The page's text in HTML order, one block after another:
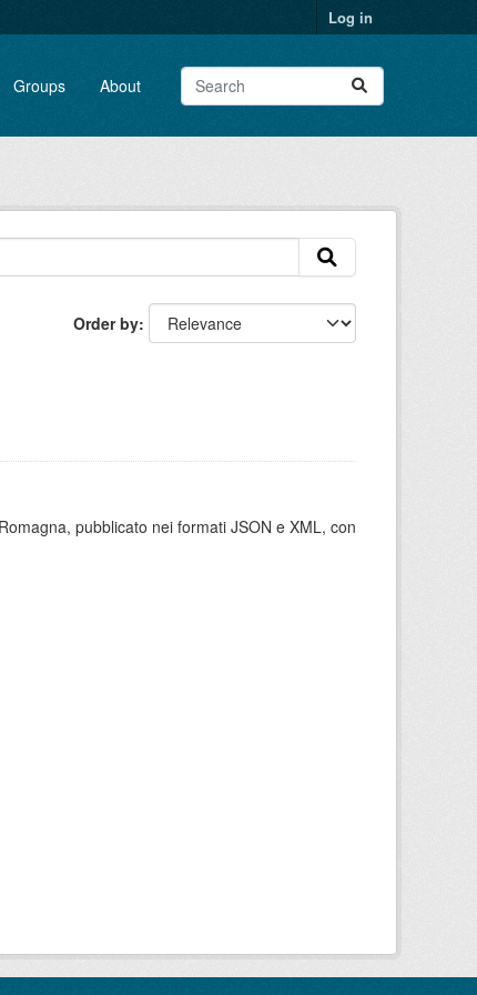
Log in
Groups About
Order by
pubblicato nei formati JSON e XML, con